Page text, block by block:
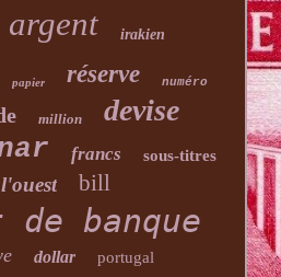
argent irakien
papier réserve numéro
million devise
francs sous-titres
bill
banque
dollar portugal